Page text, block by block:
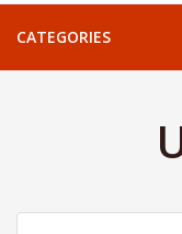
CATEGORIES